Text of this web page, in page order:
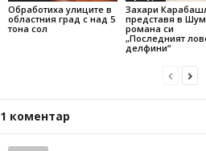
Обработиха улиците в
областния град с над 5
тона сол
Захари
представя в
романа си
„Последният
делфини“
1 коментар